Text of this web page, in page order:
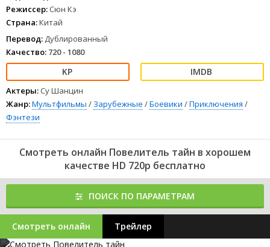
Режиссер: Сюн Кэ
Страна:Китай
Перевод: Дублированный
Качество: 720 - 1080
Актеры: Су Шанцин
Жанр:Мультфильмы / Зарубежные /Боевики /Приключения /
Фэнтези
Смотреть онлайн Повелитель тайн в хорошем
качестве HD 720p бесплатно
ПОИСК ПО ПАРАМЕТРАМ
Смотреть онлайн Трейлер